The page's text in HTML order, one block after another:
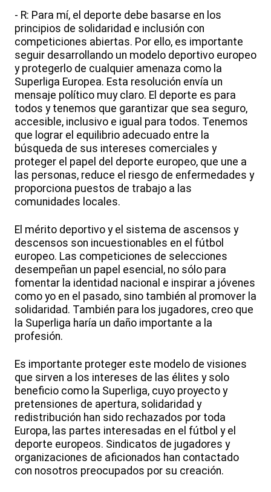
- R: Para mí, el deporte debe basarse en los
principios de solidaridad e inclusión con
competiciones abiertas. Por ello, es importante
seguir desarrollando un modelo deportivo europeo
y protegerlo de cualquier amenaza como la
Superliga Europea. Esta resolución envía un
mensaje político muy claro. El deporte es para
todos y tenemos que garantizar que sea seguro,
accesible, inclusivo e igual para todos. Tenemos
que lograr el equilibrio adecuado entre la
búsqueda de sus intereses comerciales y
proteger el papel del deporte europeo, que une a
las personas, reduce el riesgo de enfermedades y
proporciona puestos de trabajo a las
comunidades locales.
El mérito deportivo y el sistema de ascensos y
descensos son incuestionables en el fútbol
europeo. Las competiciones de selecciones
desempeñan un papel esencial, no sólo para
fomentar la identidad nacional e inspirar a jóvenes
como yo en el pasado, sino también al promover la
solidaridad. También para los jugadores, creo que
la Superliga haría un daño importante a la
profesión.
Es importante proteger este modelo de visiones
que sirven a los intereses de las élites y solo
beneficio como la Superliga, cuyo proyecto y
pretensiones de apertura, solidaridad y
redistribución han sido rechazados por toda
Europa, las partes interesadas en el fútbol y el
deporte europeos. Sindicatos de jugadores y
organizaciones de aficionados han contactado
con nosotros preocupados por su creación.